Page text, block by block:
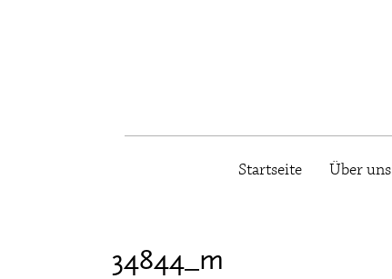
Startseite Über uns
34844_m